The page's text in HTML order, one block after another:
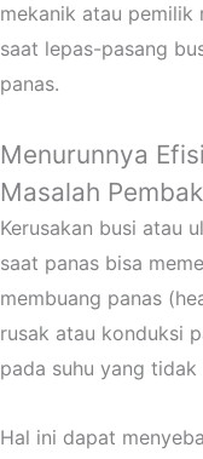
mekanik atau pemilik
saat lepas-pasang
panas.
Menurunnya
Masalah
Kerusakan busi atau
saat panas bisa
membuang panas
rusak atau konduksi
pada suhu yang tidak
Hal ini dapat